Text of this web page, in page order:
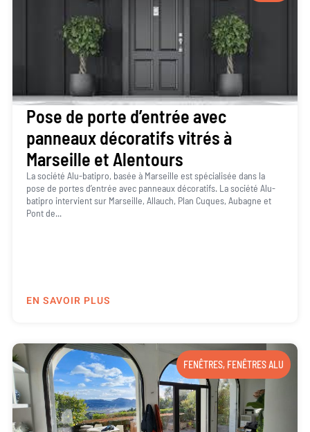
Pose de porte d’entrée avec
panneaux décoratifs vitrés à
Marseille et Alentours
La société Alu-batipro, basée à Marseille est spécialisée dans la
pose de portes d’entrée avec panneaux décoratifs. La société Alu-
batipro intervient sur Marseille, Allauch, Plan Cuques, Aubagne et
Pont de...
EN SAVOIR PLUS
FENÊTRES, FENÊTRES ALU